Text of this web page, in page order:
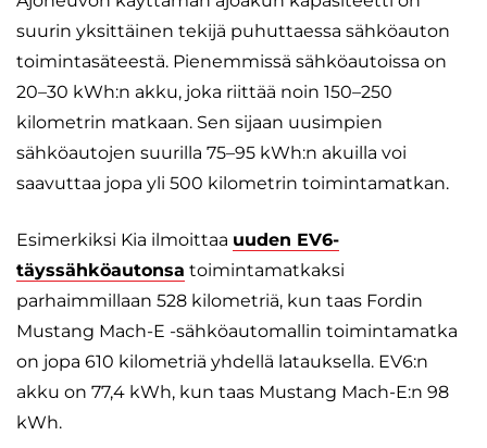
suurin yksittäinen tekijä puhuttaessa sähköauton
toimintasäteestä. Pienemmissä sähköautoissa on
20–30 kWh:n akku, joka riittää noin 150–250
kilometrin matkaan. Sen sijaan uusimpien
sähköautojen suurilla 75–95 kWh:n akuilla voi
saavuttaa jopa yli 500 kilometrin toimintamatkan.
Esimerkiksi Kia ilmoittaa uuden EV6-
täyssähköautonsa toimintamatkaksi
parhaimmillaan 528 kilometriä, kun taas Fordin
Mustang Mach-E -sähköautomallin toimintamatka
on jopa 610 kilometriä yhdellä latauksella. EV6:n
akku on 77,4 kWh, kun taas Mustang Mach-E:n 98
kWh.